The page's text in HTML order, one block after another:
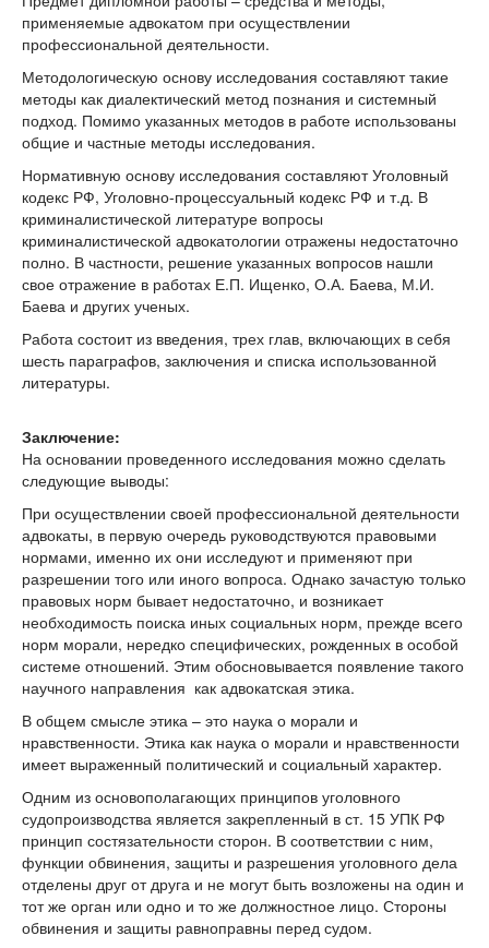
применяемые адвокатом при осуществлении
профессиональной деятельности.
Методологическую основу исследования составляют такие
методы как диалектический метод познания и системный
подход. Помимо указанных методов в работе использованы
общие и частные методы исследования.
Нормативную основу исследования составляют Уголовный
кодекс РФ, Уголовно-процессуальный кодекс РФ и т.д. В
криминалистической литературе вопросы
криминалистической адвокатологии отражены недостаточно
полно. В частности, решение указанных вопросов нашли
свое отражение в работах Е.П. Ищенко, О.А. Баева, М.И.
Баева и других ученых.
Работа состоит из введения, трех глав, включающих в себя
шесть параграфов, заключения и списка использованной
литературы.
Заключение:
На основании проведенного исследования можно сделать
следующие выводы:
При осуществлении своей профессиональной деятельности
адвокаты, в первую очередь руководствуются правовыми
нормами, именно их они исследуют и применяют при
разрешении того или иного вопроса. Однако зачастую только
правовых норм бывает недостаточно, и возникает
необходимость поиска иных социальных норм, прежде всего
норм морали, нередко специфических, рожденных в особой
системе отношений. Этим обосновывается появление такого
научного направления как адвокатская этика.
В общем смысле этика – это наука о морали и
нравственности. Этика как наука о морали и нравственности
имеет выраженный политический и социальный характер.
Одним из основополагающих принципов уголовного
судопроизводства является закрепленный в ст. 15 УПК РФ
принцип состязательности сторон. В соответствии с ним,
функции обвинения, защиты и разрешения уголовного дела
отделены друг от друга и не могут быть возложены на один и
тот же орган или одно и то же должностное лицо. Стороны
обвинения и защиты равноправны перед судом.